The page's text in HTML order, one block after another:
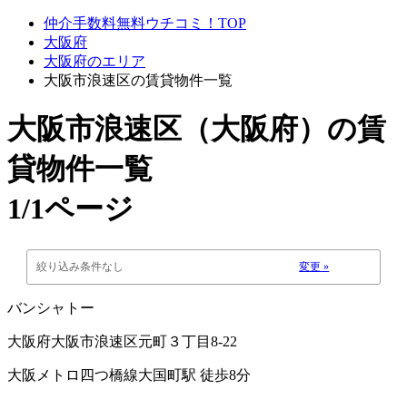
仲介手数料無料ウチコミ！TOP
大阪府
大阪府のエリア
大阪市浪速区の賃貸物件一覧
大阪市浪速区（大阪府） の賃
貸物件一覧
1/1ページ
絞り込み条件なし 変更 »
バンシャトー
大阪府大阪市浪速区元町３丁目8-22
大阪メトロ四つ橋線大国町駅 徒歩8分